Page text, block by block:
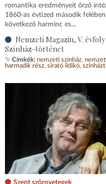
romantika eredményeit őrző
1860-as évtized második
következő harminc es...
Nemzeti Magazin, V.
Színház-történet
Címkék: nemzeti színház
harmadik rész sirató ildikó